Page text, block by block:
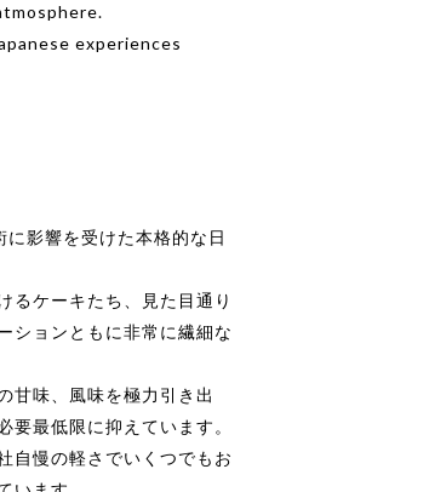
experiences
影響を受けた本格的な日
るケーキたち、見た目通り
ションともに非常に繊細な
甘味、風味を極力引き出
要最低限に抑えています。
自慢の軽さでいくつでもお